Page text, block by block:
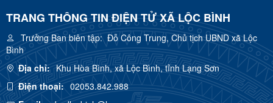
TRANG THÔNG TIN ĐIỆN TỬ XÃ LỘC BÌNH
Trưởng Ban biên tập:Đỗ Công Trung, Chủ tịch UBND xã Lộc
Bình
Địa chỉ: Khu Hòa Bình, xã Lộc Bình, tỉnh Lạng Sơn
Điện thoại: 02053.842.988